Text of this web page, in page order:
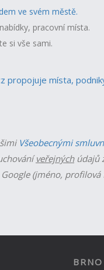
ve svém městě.
pracovní místa.
si vše sami.
propojuje místa,
Všeobecnými
veřejnýchúdajů
Google (jméno,
BRNO